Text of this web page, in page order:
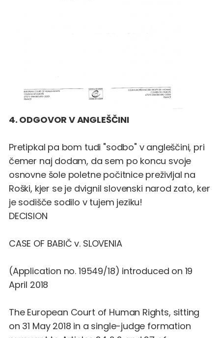
4. ODGOVOR V ANGLEŠČINI
Pretipkal pa bom tudi "sodbo" v angleščini, pri
čemer naj dodam, da sem po koncu svoje
osnovne šole poletne počitnice preživljal na
Roški, kjer se je dvignil slovenski narod zato, ker
je sodišče sodilo v tujem jeziku!
DECISION
CASE OF BABIČ v. SLOVENIA
(Application no. 19549/18) introduced on 19
April 2018
The European Court of Human Rights, sitting
on 31 May 2018 in a single-judge formation